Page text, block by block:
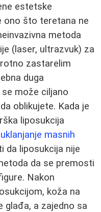
estetske
ono što teretana ne
metoda
(laser, ultrazvuk) za
zastarelim
duga
može ciljano
oblikujete. Kada je
liposukcija
uklanjanje masnih
da liposukcija nije
da se premosti
Nakon
koža na
a zajedno sa